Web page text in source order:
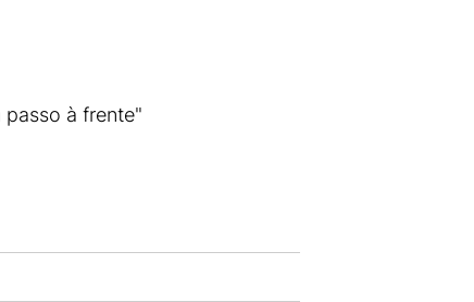
à frente"